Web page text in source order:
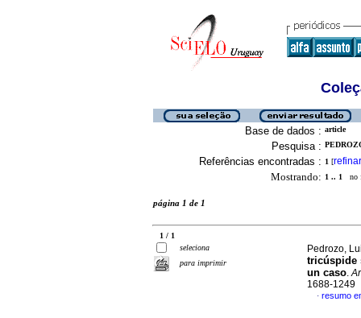
Base de dados : article
Pesquisa :
Referências encontradas : 1 [refinar
Mostrando: 1 .. 1 no
página 1 de 1
1 / 1
seleciona
para imprimir
Pedrozo,
tricúspide
un caso.
1688-1249
· resumo